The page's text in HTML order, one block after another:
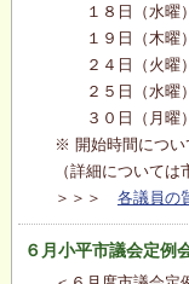
１８日（水曜）
１９日（木曜）
２４日（火曜
２５日（水曜）
３０日（月曜）
※ 開始時間につい
（詳細については
＞＞＞ 各議員の
６月小平市議会定例